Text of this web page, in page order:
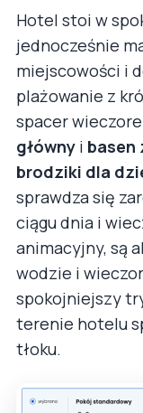
Hotel stoi w
jednocześnie
miejscowości i
plażowanie z
spacer
główny i basen
brodziki dla
sprawdza się
ciągu dnia i
animacyjny, są
wodzie i
spokojniejszy
terenie hotelu
tłoku.